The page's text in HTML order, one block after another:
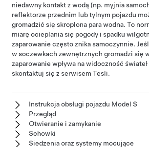
niedawny kontakt z wodą (np. myjnia
reflektorze przednim lub tylnym pojazdu
gromadzić się skroplona para wodna. To
miarę ocieplania się pogody i spadku
zaparowanie często znika samoczynnie.
w soczewkach zewnętrznych gromadzi się
zaparowanie wpływa na widoczność
skontaktuj się z serwisem Tesli.
Instrukcja obsługi pojazdu Model S
Przegląd
Otwieranie i zamykanie
Schowki
Siedzenia oraz systemy mocujące